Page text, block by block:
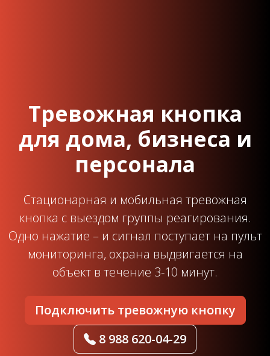
Тревожная кнопка
для дома, бизнеса и
персонала
Стационарная и мобильная тревожная
кнопка с выездом группы реагирования.
Одно нажатие – и сигнал поступает на пульт
мониторинга, охрана выдвигается на
объект в течение 3-10 минут.
Подключить тревожную кнопку
8 988 620-04-29